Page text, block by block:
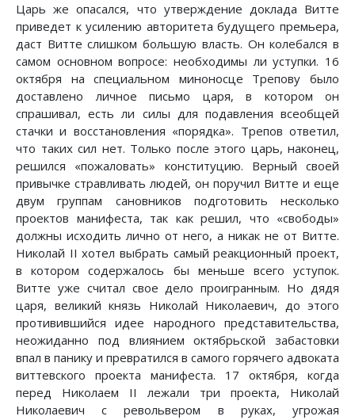
Царь же опасался, что утверждение доклада Витте
приведет к усилению авторитета будущего премьера,
даст Витте слишком большую власть. Он колебался в
самом основном вопросе: необходимы ли уступки. 16
октября на специальном миноносце Трепову было
доставлено личное письмо царя, в котором он
спрашивал, есть ли силы для подавления всеобщей
стачки и восстановления «порядка». Трепов ответил,
что таких сил нет. Только после этого царь, наконец,
решился «пожаловать» конституцию. Верный своей
привычке стравливать людей, он поручил Витте и еще
двум группам сановников подготовить несколько
проектов манифеста, так как решил, что «свободы»
должны исходить лично от него, а никак не от Витте.
Николай II хотел выбрать самый реакционный проект,
в котором содержалось бы меньше всего уступок.
Витте уже считал свое дело проигранным. Но дядя
царя, великий князь Николай Николаевич, до этого
противившийся идее народного представительства,
неожиданно под влиянием октябрьской забастовки
впал в панику и превратился в самого горячего адвоката
виттевского проекта манифеста. 17 октября, когда
перед Николаем II лежали три проекта, Николай
Николаевич с револьвером в руках, угрожая